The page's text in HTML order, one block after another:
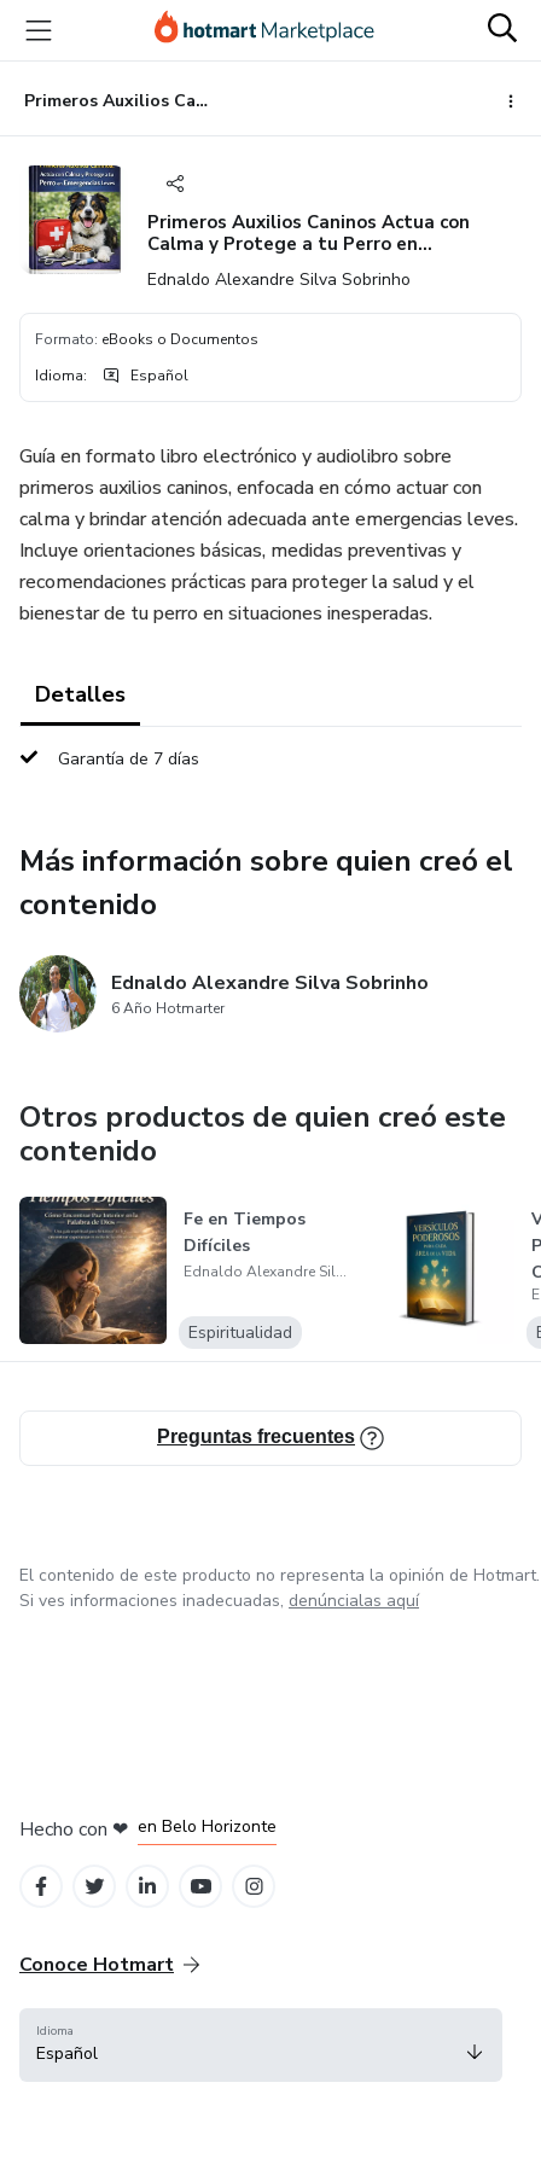
principal
página
de
página
Primeros Auxilios Caninos Actua con Calma y Protege a tu Perro en Emergencias Leves
Primeros Auxilios Caninos Actua con
Calma y Protege a tu Perro en
Ednaldo Alexandre Silva Sobrinho
Formato: eBooks o Documentos
Idioma: Español
Guía en formato libro electrónico y audiolibro sobre
primeros auxilios caninos, enfocada en cómo actuar con
calma y brindar atención adecuada ante emergencias leves.
Incluye orientaciones básicas, medidas preventivas y
recomendaciones prácticas para proteger la salud y el
bienestar de tu perro en situaciones inesperadas.
Detalles
Garantía de 7 días
Más información sobre quien creó el
contenido
Ednaldo Alexandre Silva Sobrinho
6 Año Hotmarter
Otros productos de quien creó este
contenido
Fe en Tiempos
Difíciles
Ednaldo Alexandre Silva Sobrinho
Espiritualidad
Preguntas frecuentes
El contenido de este producto no representa la opinión de Hotmart.
Si ves informaciones inadecuadas, denúncialas aquí
Hecho con ❤ en Belo Horizonte
Conoce Hotmart
Idioma
Español